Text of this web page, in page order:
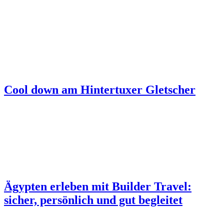
Cool down am Hintertuxer Gletscher
Ägypten erleben mit Builder Travel:
sicher, persönlich und gut begleitet